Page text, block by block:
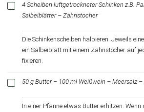
4 Scheiben luftgetrockneter Schinken z.B.
Salbeiblätter – Zahnstocher
Die Schinkenscheiben halbieren. Jeweils
ein Salbeiblatt mit einem Zahnstocher auf
fixieren.
50 g Butter – 100 ml Weißwein – Meersalz
In einer Pfanne etwas Butter erhitzen.